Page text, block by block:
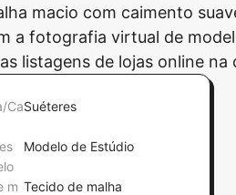
macio com caimento
a fotografia virtual de
listagens de lojas online na
CaSuéteres
Modelo de Estúdio
m Tecido de malha